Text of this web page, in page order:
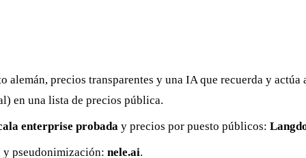
alemán, precios transparentes y una IA que recuerda y actúa
en una lista de precios pública.
enterprise probada y precios por puesto públicos:
pseudonimización: nele.ai.